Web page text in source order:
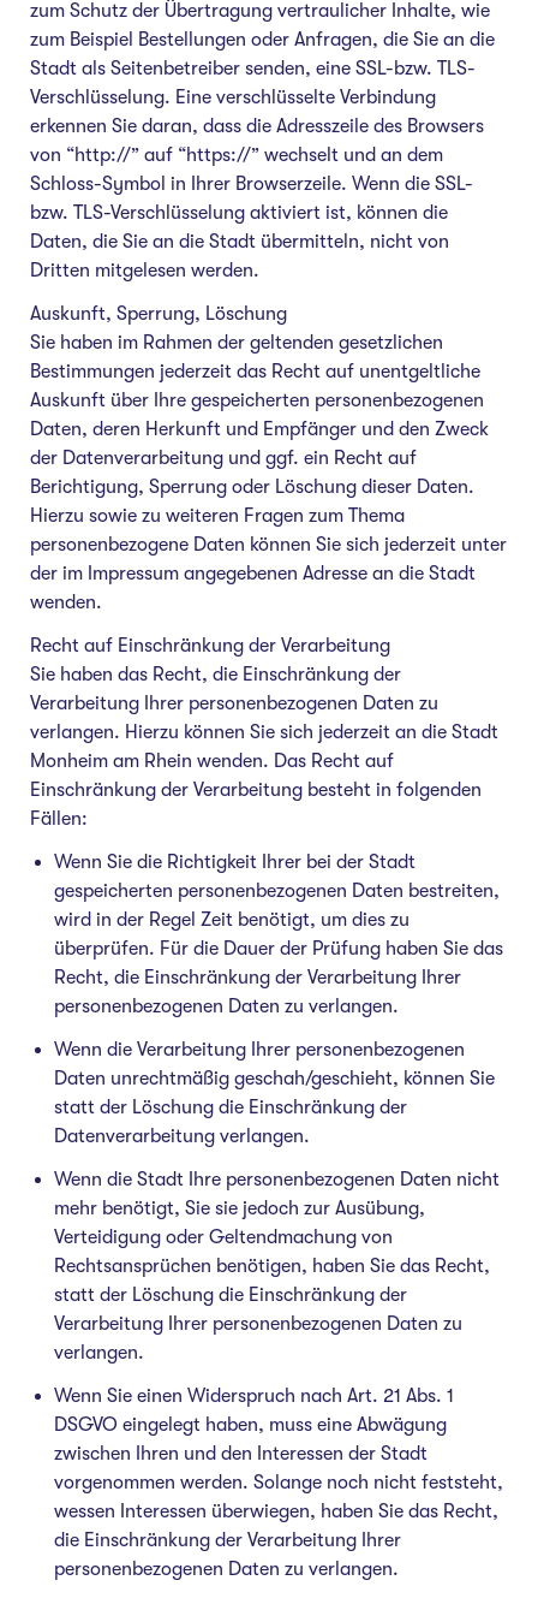
zum Schutz der Übertragung vertraulicher Inhalte, wie
zum Beispiel Bestellungen oder Anfragen, die Sie an die
Stadt als Seitenbetreiber senden, eine SSL-bzw. TLS-
Verschlüsselung. Eine verschlüsselte Verbindung
erkennen Sie daran, dass die Adresszeile des Browsers
von “http://” auf “https://” wechselt und an dem
Schloss-Symbol in Ihrer Browserzeile. Wenn die SSL-
bzw. TLS-Verschlüsselung aktiviert ist, können die
Daten, die Sie an die Stadt übermitteln, nicht von
Dritten mitgelesen werden.
Auskunft, Sperrung, Löschung
Sie haben im Rahmen der geltenden gesetzlichen
Bestimmungen jederzeit das Recht auf unentgeltliche
Auskunft über Ihre gespeicherten personenbezogenen
Daten, deren Herkunft und Empfänger und den Zweck
der Datenverarbeitung und ggf. ein Recht auf
Berichtigung, Sperrung oder Löschung dieser Daten.
Hierzu sowie zu weiteren Fragen zum Thema
personenbezogene Daten können Sie sich jederzeit unter
der im Impressum angegebenen Adresse an die Stadt
wenden.
Recht auf Einschränkung der Verarbeitung
Sie haben das Recht, die Einschränkung der
Verarbeitung Ihrer personenbezogenen Daten zu
verlangen. Hierzu können Sie sich jederzeit an die Stadt
Monheim am Rhein wenden. Das Recht auf
Einschränkung der Verarbeitung besteht in folgenden
Fällen:
Wenn Sie die Richtigkeit Ihrer bei der Stadt
gespeicherten personenbezogenen Daten bestreiten,
wird in der Regel Zeit benötigt, um dies zu
überprüfen. Für die Dauer der Prüfung haben Sie das
Recht, die Einschränkung der Verarbeitung Ihrer
personenbezogenen Daten zu verlangen.
Wenn die Verarbeitung Ihrer personenbezogenen
Daten unrechtmäßig geschah/geschieht, können Sie
statt der Löschung die Einschränkung der
Datenverarbeitung verlangen.
Wenn die Stadt Ihre personenbezogenen Daten nicht
mehr benötigt, Sie sie jedoch zur Ausübung,
Verteidigung oder Geltendmachung von
Rechtsansprüchen benötigen, haben Sie das Recht,
statt der Löschung die Einschränkung der
Verarbeitung Ihrer personenbezogenen Daten zu
verlangen.
Wenn Sie einen Widerspruch nach Art. 21 Abs. 1
DSGVO eingelegt haben, muss eine Abwägung
zwischen Ihren und den Interessen der Stadt
vorgenommen werden. Solange noch nicht feststeht,
wessen Interessen überwiegen, haben Sie das Recht,
die Einschränkung der Verarbeitung Ihrer
personenbezogenen Daten zu verlangen.